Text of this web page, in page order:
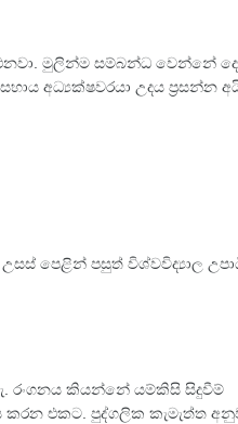
මුලින්ම සම්බන්ධ වෙන්නේ
අධ්‍යක්ෂවරයා උදය ප්‍රසන්න
පෙළින් පසුත් විශ්වවිද්‍යාල
රංගනය කියන්නේ යම්කිසි සිදුවීම්
එකට. පුද්ගලික කැමැත්ත